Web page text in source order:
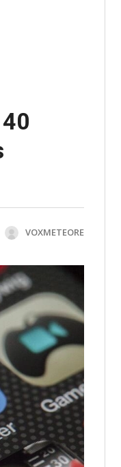
VOXMETEORE